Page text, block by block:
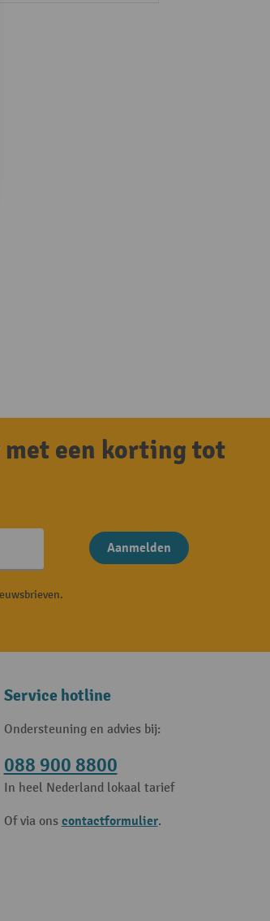
met een korting tot
Aanmelden
Service hotline
Ondersteuning en advies bij:
088 900 8800
In heel Nederland lokaal tarief
Of via ons contactformulier.